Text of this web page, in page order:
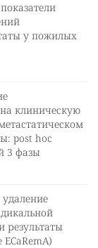
у пожилых
клиническую
post hoc
3 фазы
результаты